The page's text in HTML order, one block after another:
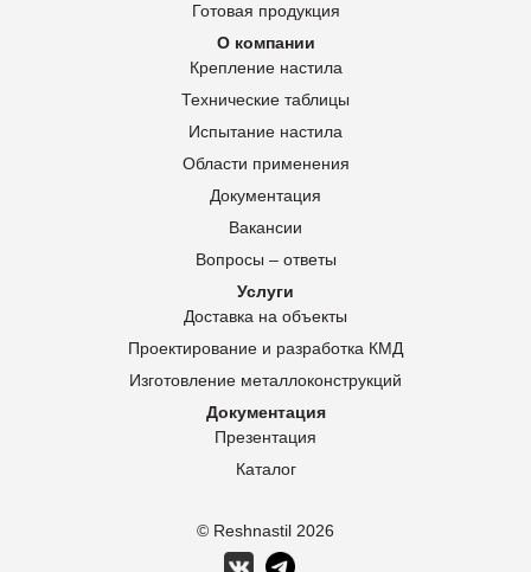
© Reshnastil 2026
Готовая продукция
О компании
Крепление настила
Технические таблицы
Испытание настила
Области применения
Документация
Вакансии
Вопросы – ответы
Услуги
Доставка на объекты
Проектирование и разработка КМД
Изготовление металлоконструкций
Документация
Презентация
Каталог